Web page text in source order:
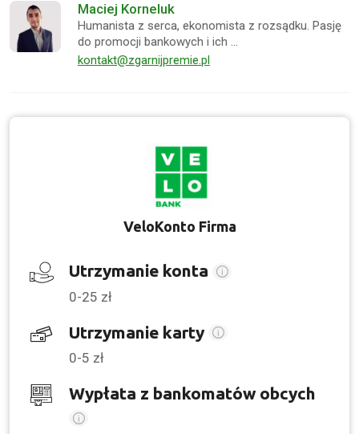
Maciej Korneluk
Humanista z serca, ekonomista z rozsądku. Pasję
do promocji bankowych i ich …
kontakt@zgarnijpremie.pl
VeloKonto Firma
Utrzymanie konta
0-25 zł
Utrzymanie karty
0-5 zł
Wypłata z bankomatów obcych